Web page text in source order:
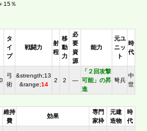
15％
タ
イ
プ
戦闘力
射
程
移
動
力
必
要
資
源
能力
元ユ
ニッ
ト
時
代
弓
術
&strength;13
&range;14
2 2 ―
「２回攻撃
可能」の昇
進
弩兵
中
世
維持
費
効果
専門
家枠
元建
造物
時
代